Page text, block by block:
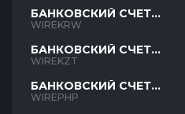
БАНКОВСКИЙ СЧЕТ
KRW
WIREKRW
БАНКОВСКИЙ СЧЕТ
KZT
WIREKZT
БАНКОВСКИЙ СЧЕТ
PHP
WIREPHP